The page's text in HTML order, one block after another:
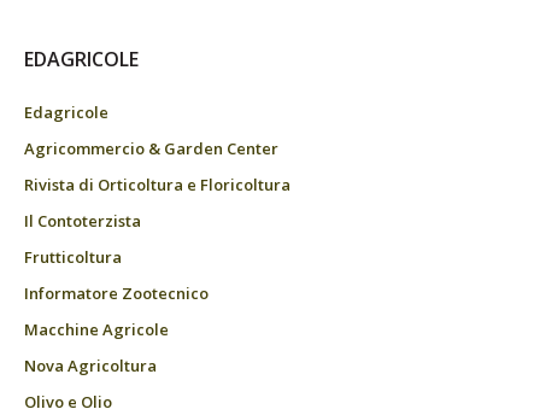
EDAGRICOLE
Edagricole
Agricommercio & Garden Center
Rivista di Orticoltura e Floricoltura
Il Contoterzista
Frutticoltura
Informatore Zootecnico
Macchine Agricole
Nova Agricoltura
Olivo e Olio